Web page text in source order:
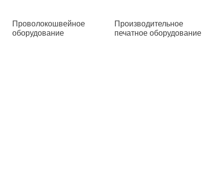
Проволокошвейное
оборудование
Производительное
печатное оборудование